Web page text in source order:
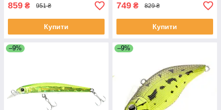
859 ₴ 951 ₴
Купити
749 ₴ 829 ₴
Купити
–9% –9%